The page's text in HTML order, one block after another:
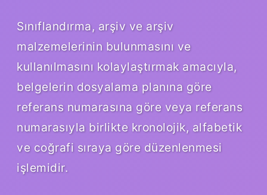
Sınıflandırma, arşiv ve arşiv
malzemelerinin bulunmasını ve
kullanılmasını kolaylaştırmak amacıyla,
belgelerin dosyalama planına göre
referans numarasına göre veya referans
numarasıyla birlikte kronolojik, alfabetik
ve coğrafi sıraya göre düzenlenmesi
işlemidir.